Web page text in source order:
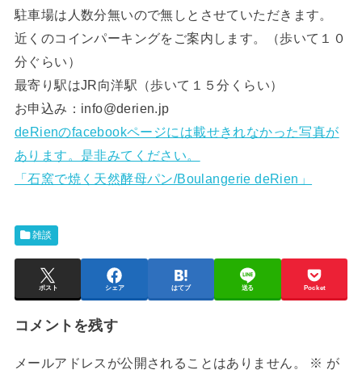
駐車場は人数分無いので無しとさせていただきます。
近くのコインパーキングをご案内します。（歩いて１０
分ぐらい）
最寄り駅はJR向洋駅（歩いて１５分くらい）
お申込み：info@derien.jp
deRienのfacebookページには載せきれなかった写真が
あります。是非みてください。
「石窯で焼く天然酵母パン/Boulangerie deRien」
雑談
ポスト シェア はてブ 送る Pocket
コメントを残す
メールアドレスが公開されることはありません。 ※ が